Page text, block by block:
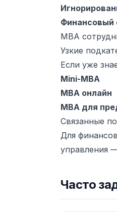
Финансовый
MBA
Узкие
Если уже
Mini-MBA
MBA онлайн
MBA для
Связанные
Для
управления
Часто